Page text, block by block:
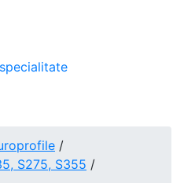
/
S275, S355 /